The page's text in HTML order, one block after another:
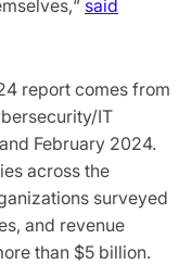
said
report comes from
IT
February 2024.
across the
surveyed
and revenue
than $5 billion.